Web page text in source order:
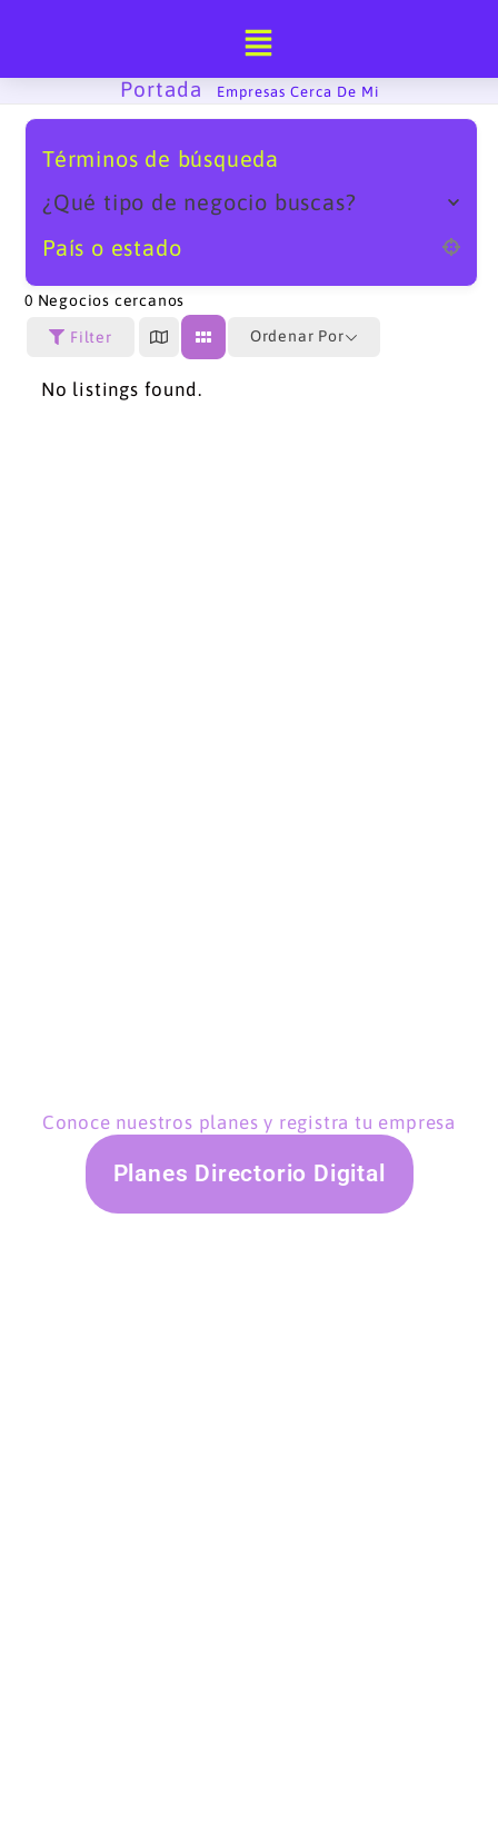
Portada
Empresas Cerca De Mi
Términos de búsqueda
¿Qué tipo de negocio buscas?
País o estado
0 Negocios cercanos
Filter Ordenar Por
No listings found.
Conoce nuestros planes y registra tu empresa
Planes Directorio Digital